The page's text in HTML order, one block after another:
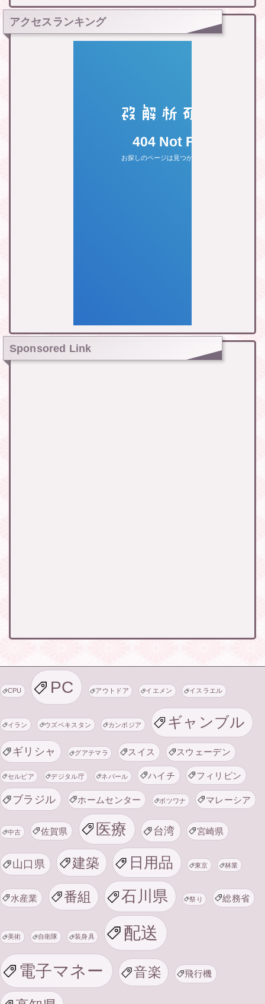
アクセスランキング
Sponsored Link
CPU PC アウトドア イエメン イスラエル
イラン ウズベキスタン カンボジア ギャンブル
ギリシャ グアテマラ スイス スウェーデン
セルビア デジタル庁 ネパール ハイチ フィリピン
ブラジル ホームセンター ボツワナ マレーシア
中古 佐賀県 医療 台湾 宮崎県
山口県 建築 日用品 東京 林業
水産業 番組 石川県 祭り 総務省
美術 自衛隊 装身具 配送
電子マネー 音楽 飛行機